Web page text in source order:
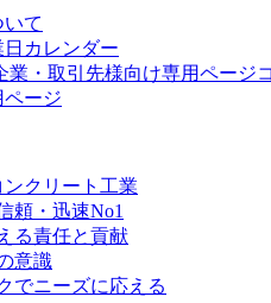
て
日カレンダー
ージ
クリート工業
頼・迅速No1
る責任と貢献
意識
でニーズに応える